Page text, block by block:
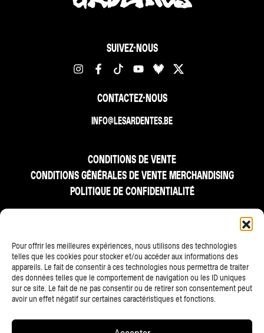
Pour offrir les meilleures expériences, nous utilisons des technologies
telles que les cookies pour stocker et/ou accéder aux informations des
appareils. Le fait de consentir à ces technologies nous permettra de traiter
des données telles que le comportement de navigation ou les ID uniques
sur ce site. Le fait de ne pas consentir ou de retirer son consentement peut
avoir un effet négatif sur certaines caractéristiques et fonctions.
SUIVEZ-NOUS
CONTACTEZ-NOUS
INFO@LESARDENTES.BE
CONDITIONS DE VENTE
CONDITIONS GÉNÉRALES DE VENTE MERCHANDISING
POLITIQUE DE CONFIDENTIALITÉ